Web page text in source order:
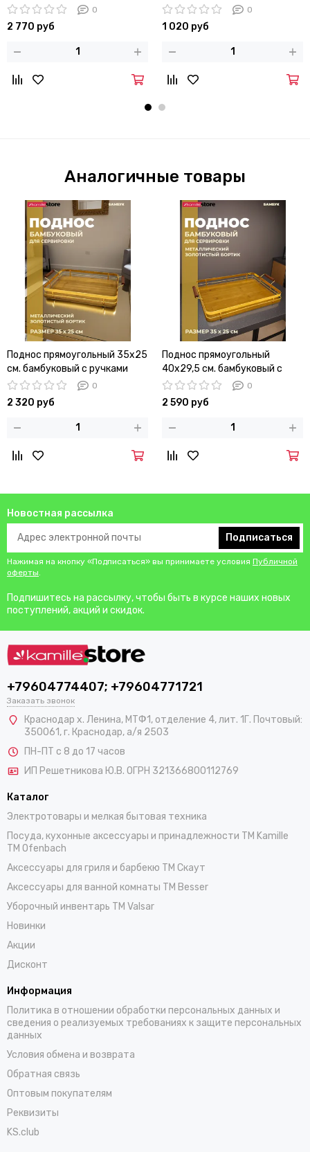
KM-7610
0
2 770 руб
KM-5841 (капучинатор)
0
1 020 руб
Аналогичные товары
Поднос прямоугольный 35х25
см. бамбуковый с ручками
металлическим бортиком
0
2 320 руб
Поднос прямоугольный
40х29,5 см. бамбуковый с
ручками металлическим
бортиком
0
2 590 руб
Новостная рассылка
Подписаться
Нажимая на кнопку «Подписаться» вы принимаете условия Публичной
оферты.
Подпишитесь на рассылку, чтобы быть в курсе наших новых
поступлений, акций и скидок.
+79604774407; +79604771721
Заказать звонок
Краснодар х. Ленина, МТФ1, отделение 4, лит. 1Г. Почтовый:
350061, г. Краснодар, а/я 2503
ПН-ПТ с 8 до 17 часов
ИП Решетникова Ю.В. ОГРН 321366800112769
Каталог
Электротовары и мелкая бытовая техника
Посуда, кухонные аксессуары и принадлежности TM Kamille
TM Ofenbach
Аксессуары для гриля и барбекю TM Скаут
Аксессуары для ванной комнаты TM Besser
Уборочный инвентарь TM Valsar
Новинки
Акции
Дисконт
Информация
Политика в отношении обработки персональных данных и
сведения о реализуемых требованиях к защите персональных
данных
Условия обмена и возврата
Обратная связь
Оптовым покупателям
Реквизиты
KS.club